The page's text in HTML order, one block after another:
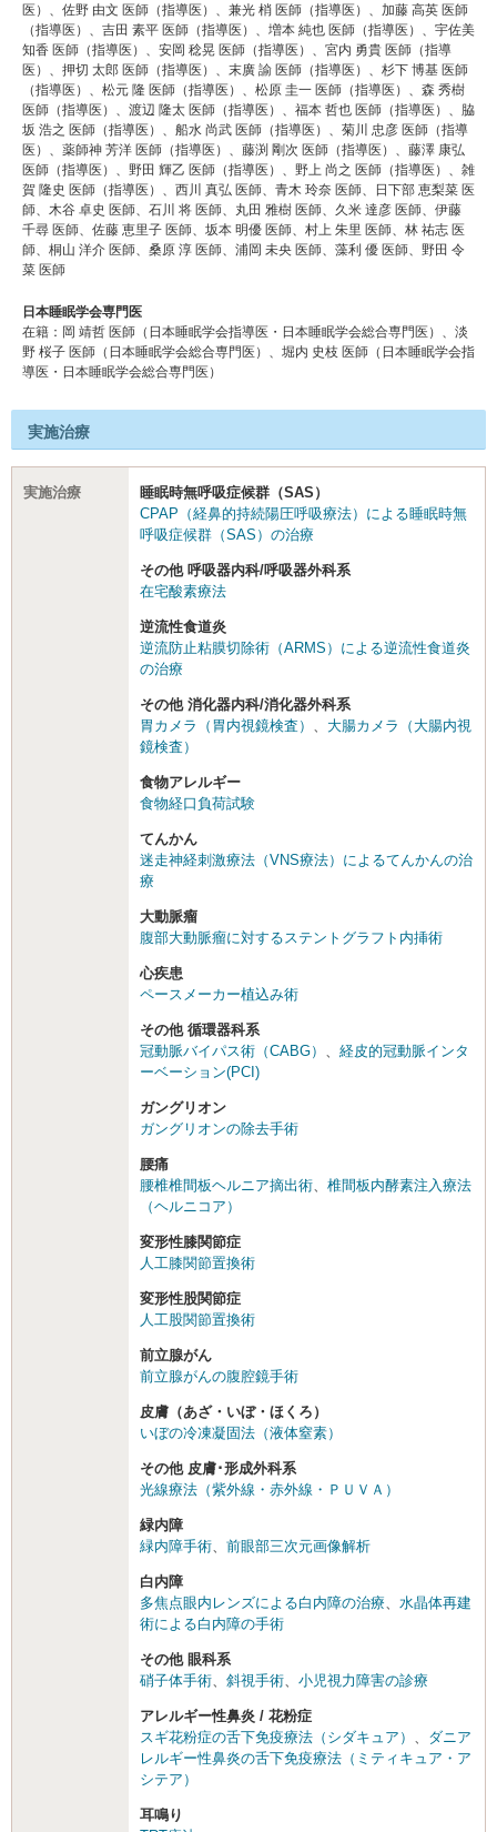
医）、佐野 由⽂ 医師（指導医）、兼光 梢 医師（指導医）、加藤 高英 医師
（指導医）、吉⽥ 素平 医師（指導医）、増本 純也 医師（指導医）、宇佐美
知⾹ 医師（指導医）、安岡 稔晃 医師（指導医）、宮内 勇貴 医師（指導
医）、押切 太郎 医師（指導医）、末廣 諭 医師（指導医）、杉下 博基 医師
（指導医）、松元 隆 医師（指導医）、松原 圭⼀ 医師（指導医）、森 秀樹
医師（指導医）、渡辺 隆太 医師（指導医）、福本 哲也 医師（指導医）、脇
坂 浩之 医師（指導医）、船⽔ 尚武 医師（指導医）、菊川 忠彦 医師（指導
医）、薬師神 芳洋 医師（指導医）、藤渕 剛次 医師（指導医）、藤澤 康弘
医師（指導医）、野⽥ 輝⼄ 医師（指導医）、野上 尚之 医師（指導医）、雑
賀 隆史 医師（指導医）、⻄川 真弘 医師、⻘木 玲奈 医師、⽇下部 恵梨菜 医
師、木⾕ 卓史 医師、⽯川 将 医師、丸⽥ 雅樹 医師、久⽶ 達彦 医師、伊藤
千尋 医師、佐藤 恵⾥⼦ 医師、坂本 明優 医師、村上 朱⾥ 医師、林 祐志 医
師、桐⼭ 洋介 医師、桑原 淳 医師、浦岡 未央 医師、藻利 優 医師、野⽥ 令
菜 医師
日本睡眠学会専門医
在籍：岡 靖哲 医師（日本睡眠学会指導医・日本睡眠学会総合専門医）、淡
野 桜子 医師（日本睡眠学会総合専門医）、堀内 史枝 医師（日本睡眠学会指
導医・日本睡眠学会総合専門医）
実施治療
実施治療
睡眠時無呼吸症候群（SAS）
CPAP（経鼻的持続陽圧呼吸療法）による睡眠時無
呼吸症候群（SAS）の治療
その他 呼吸器内科/呼吸器外科系
在宅酸素療法
逆流性食道炎
逆流防止粘膜切除術（ARMS）による逆流性食道炎
の治療
その他 消化器内科/消化器外科系
胃カメラ（胃内視鏡検査）
大腸カメラ（大腸内視
鏡検査）
食物アレルギー
食物経口負荷試験
てんかん
迷走神経刺激療法（VNS療法）によるてんかんの治
療
大動脈瘤
腹部大動脈瘤に対するステントグラフト内挿術
心疾患
ペースメーカー植込み術
その他 循環器科系
冠動脈バイパス術（CABG）
経皮的冠動脈インタ
ーベーション(PCI)
ガングリオン
ガングリオンの除去手術
腰痛
腰椎椎間板ヘルニア摘出術
椎間板内酵素注入療法
（ヘルニコア）
変形性膝関節症
人工膝関節置換術
変形性股関節症
人工股関節置換術
前立腺がん
前立腺がんの腹腔鏡手術
皮膚（あざ・いぼ・ほくろ）
いぼの冷凍凝固法（液体窒素）
その他 皮膚･形成外科系
光線療法（紫外線・赤外線・ＰＵＶＡ）
緑内障
緑内障手術
前眼部三次元画像解析
白内障
多焦点眼内レンズによる白内障の治療
水晶体再建
術による白内障の手術
その他 眼科系
硝子体手術
斜視手術 小児視力障害の診療
アレルギー性鼻炎 / 花粉症
スギ花粉症の舌下免疫療法（シダキュア）
ダニア
レルギー性鼻炎の舌下免疫療法（ミティキュア・ア
シテア）
耳鳴り